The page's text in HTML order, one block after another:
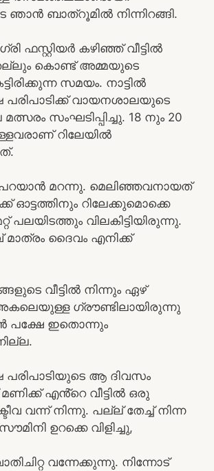
ഞാൻ ബാത്റൂമിൽ നിന്നിറങ്ങി.
ഫസ്റ്റിയർ കഴിഞ്ഞ് വീട്ടിൽ
കൊണ്ട് അമ്മയുടെ
സമയം. നാട്ടിൽ
വായനശാലയുടെ
സംഘടിപ്പിച്ചു. 18 നും 20
റിലേയിൽ
മറന്നു. മെലിഞ്ഞവനായത്
ഓട്ടത്തിനും റിലേക്കുമൊക്കെ
പലയിടത്തും വിലകിട്ടിയിരുന്നു.
ദൈവം എനിക്ക്
വീട്ടിൽ നിന്നും ഏഴ്
അകലെയുള്ള ഗ്രൗണ്ടിലായിരുന്നു
പക്ഷേ ഇതൊന്നും
ആ ദിവസം
എൻ്റെ വീട്ടിൽ ഒരു
വന്ന് നിന്നു. പല്ല് തേച്ച് നിന്ന
ഉറക്കെ വിളിച്ചു,
വന്നേക്കുന്നു. നിന്നോട്